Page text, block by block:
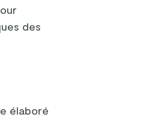
des
élaboré